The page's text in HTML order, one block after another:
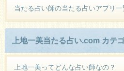
当たる占い師の当たる占いアプリ一
上地一美当たる占い.com カテ
上地一美ってどんな占い師なの？